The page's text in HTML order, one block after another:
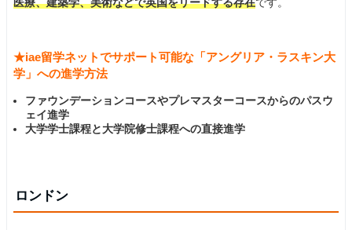
医療、建築学、美術などで英国をリードする存在です。
★iae留学ネットでサポート可能な「アングリア・ラスキン大
学」への進学方法
ファウンデーションコースやプレマスターコースからのパスウ
ェイ進学
大学学士課程と大学院修士課程への直接進学
ロンドン